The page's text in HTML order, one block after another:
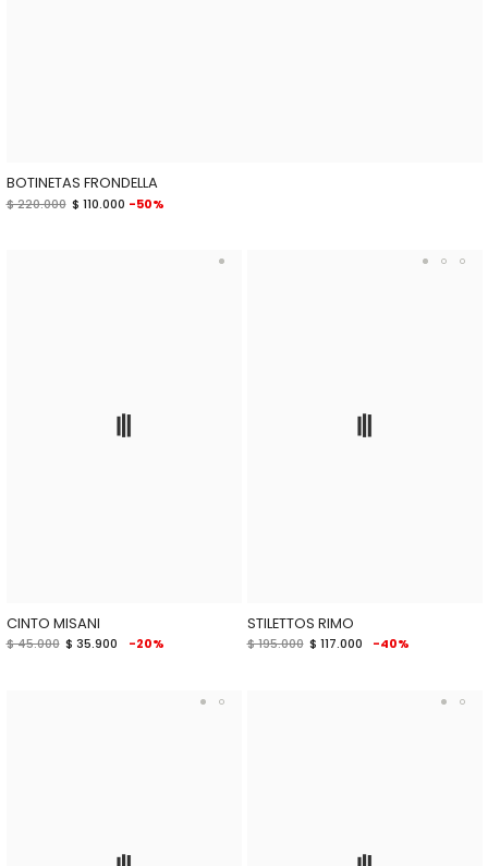
BOTINETAS FRONDELLA
$ 220.000 $ 110.000 -50%
CINTO MISANI
$ 45.000 $ 35.900 -20%
STILETTOS RIMO
$ 195.000 $ 117.000 -40%